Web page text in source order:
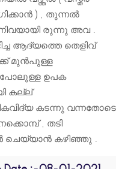
) , തുന്നൽ
രുന്നു അവ .
ആദ്യത്തെ തെളിവ്
മുൻപുള്ള
ഉപക
കല്ല്
കടന്നു വന്നതോടെ
, തടി
ചെയ്യാൻ കഴിഞ്ഞു .